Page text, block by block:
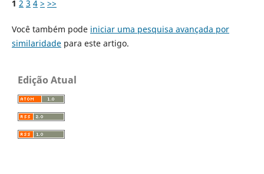
1 2 3 4 > >>
Você também pode iniciar uma pesquisa avançada por
similaridadepara este artigo.
Edição Atual